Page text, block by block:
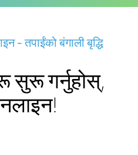
- तपाईंको बंगाली बृद्धि
सुरू गर्नुहोस्,